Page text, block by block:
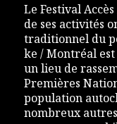
Le Festival
de ses activités
traditionnel du
ke / Montréal
un lieu de
Premières
population
nombreux